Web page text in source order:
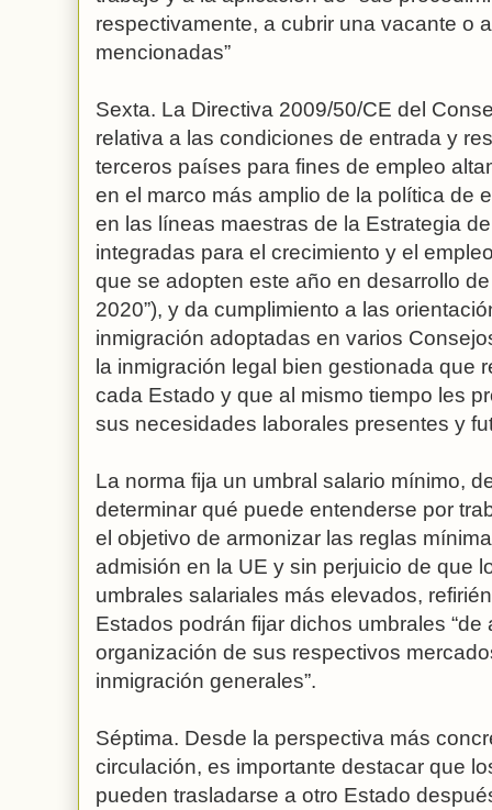
respectivamente, a cubrir una vacante o
mencionadas”
Sexta. La Directiva 2009/50/CE del
relativa a las condiciones de entrada y
terceros países para fines de empleo
en el marco más amplio de la política de
en las líneas maestras de la Estrategia
integradas para el crecimiento y el
que se adopten este año en desarrollo
2020”), y da cumplimiento a las
inmigración adoptadas en varios
la inmigración legal bien gestionada que
cada Estado y que al mismo tiempo les
sus necesidades laborales presentes y
La norma fija un umbral salario mínimo,
determinar qué puede entenderse por
el objetivo de armonizar las reglas
admisión en la UE y sin perjuicio de que
umbrales salariales más elevados,
Estados podrán fijar dichos umbrales
organización de sus respectivos
inmigración generales”.
Séptima. Desde la perspectiva más
circulación, es importante destacar que
pueden trasladarse a otro Estado